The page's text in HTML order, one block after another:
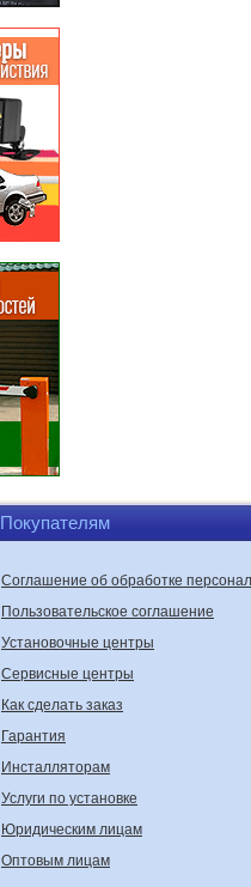
Покупателям
Соглашение об обработке
Пользовательское соглашение
Установочные центры
Сервисные центры
Как сделать заказ
Гарантия
Инсталляторам
Услуги по установке
Юридическим лицам
Оптовым лицам